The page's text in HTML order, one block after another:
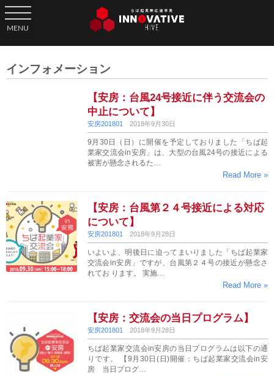
toggle navigation
MENU
インフォメーション
【安房：台風24号接近に伴う交流会の
中止について】
安房201801 2018年9月30日
9月30日（日）に開催を予定しておりました「ちば起
業家交流会in安房」は、大型の台風24号の接近による
被害が懸念されるた…
Read More »
【安房：台風第２４号接近による対応
について】
安房201801 2018年9月28日
いよいよ、明後日に迫ってまいりました「ちば起業家
交流会in安房」ですが、台風第２４号の接近が懸念さ
れてお ります。 実施…
Read More »
【安房：交流会の当日プログラム】
安房201801 2018年9月28日
ちば起業家交流会in安房の当日プログラムは以下の通
りです。 【9月30日(日)開催：ちば起業家交流会in安
房 当日プログ…